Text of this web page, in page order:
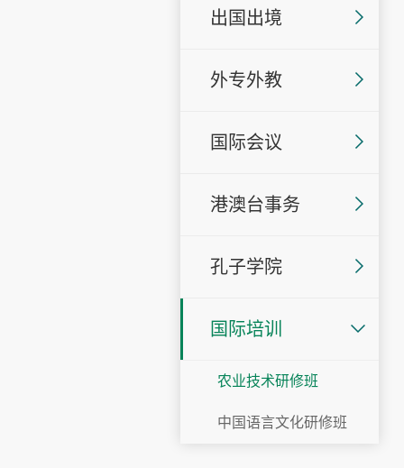
出国出境
外专外教
国际会议
港澳台事务
孔子学院
国际培训
农业技术研修班
中国语言文化研修班